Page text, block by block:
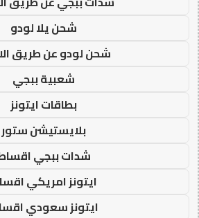
شحن يلا لودو
شحن لودو عن طريق
شعبية ببجي
بطاقات ايتونز
بلايستيشن ستور
شدات ببجي
ايتونز امريكي
ايتونز سعودي